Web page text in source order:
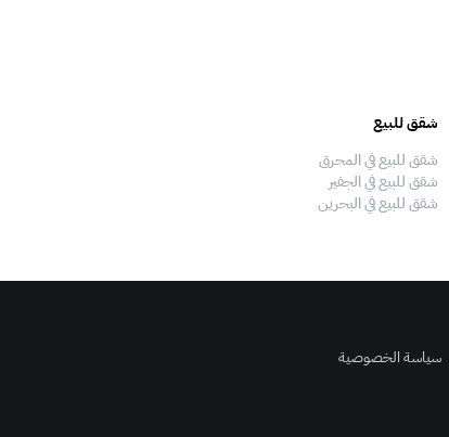
شقق للبيع
شقق للبيع في المحرق
شقق للبيع في الجفير
شقق للبيع في البحرين
سياسة الخصوصية